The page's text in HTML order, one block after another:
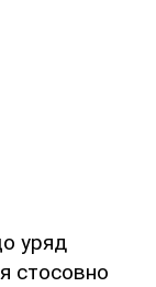
уряд
стосовно